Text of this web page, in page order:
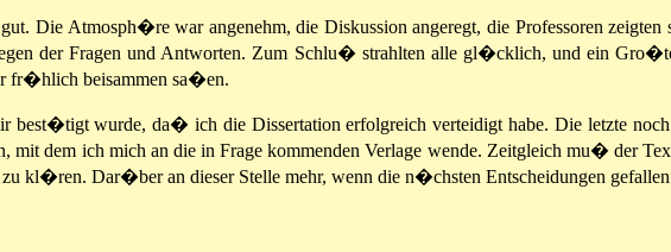
Die Atmosph�re war angenehm, die Diskussion angeregt, die Professoren
der Fragen und Antworten. Zum Schlu� strahlten alle gl�cklich, und ein
fr�hlich beisammen sa�en.
wurde, da� ich die Dissertation erfolgreich verteidigt habe. Die letzte
mit dem ich mich an die in Frage kommenden Verlage wende. Zeitgleich mu� der
kl�ren. Dar�ber an dieser Stelle mehr, wenn die n�chsten Entscheidungen